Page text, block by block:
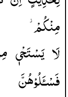
مِنْكُمْ ؗ
لَا یَسْتَحْیٖ
فَسْـَٔلُوْهُنَّ